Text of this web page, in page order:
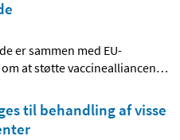
er sammen med EU-
at støtte vaccinealliancen…
til behandling af visse